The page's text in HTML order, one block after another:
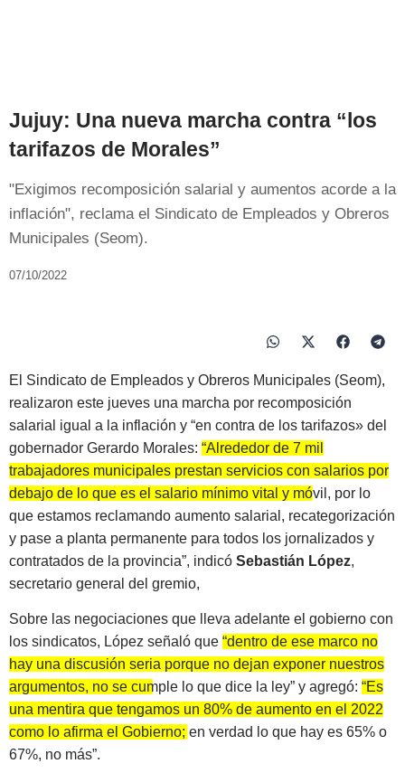
Jujuy: Una nueva marcha contra “los
tarifazos de Morales”
"Exigimos recomposición salarial y aumentos acorde a la
inflación", reclama el Sindicato de Empleados y Obreros
Municipales (Seom).
07/10/2022
El Sindicato de Empleados y Obreros Municipales (Seom),
realizaron este jueves una marcha por recomposición
salarial igual a la inflación y “en contra de los tarifazos» del
gobernador Gerardo Morales: “Alrededor de 7 mil
trabajadores municipales prestan servicios con salarios por
debajo de lo que es el salario mínimo vital y móvil, por lo
que estamos reclamando aumento salarial, recategorización
y pase a planta permanente para todos los jornalizados y
contratados de la provincia”, indicó Sebastián López,
secretario general del gremio,
Sobre las negociaciones que lleva adelante el gobierno con
los sindicatos, López señaló que “dentro de ese marco no
hay una discusión seria porque no dejan exponer nuestros
argumentos, no se cumple lo que dice la ley” y agregó: “Es
una mentira que tengamos un 80% de aumento en el 2022
como lo afirma el Gobierno; en verdad lo que hay es 65% o
67%, no más”.